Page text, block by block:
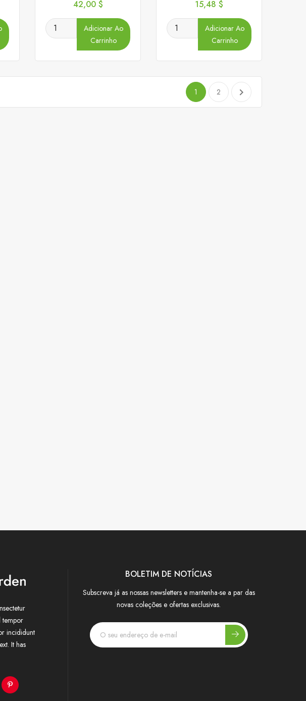
Preço
42,00 $
Adicionar Ao
Carrinho
Preço
15,48 $
Adicionar Ao
Carrinho
1 2 
tempor
incididunt
It has
BOLETIM DE NOTÍCIAS
Subscreva já as nossas newsletters e mantenha-se a par das
novas coleções e ofertas exclusivas.